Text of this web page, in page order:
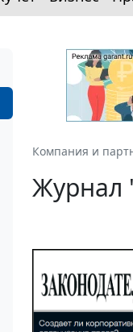
Компания и
Журнал